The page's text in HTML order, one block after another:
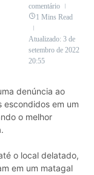
comentário
1 Mins Read
Atualizado: 3 de
setembro de 2022
20:55
denúncia ao
escondidos em um
o melhor
o local delatado,
em um matagal